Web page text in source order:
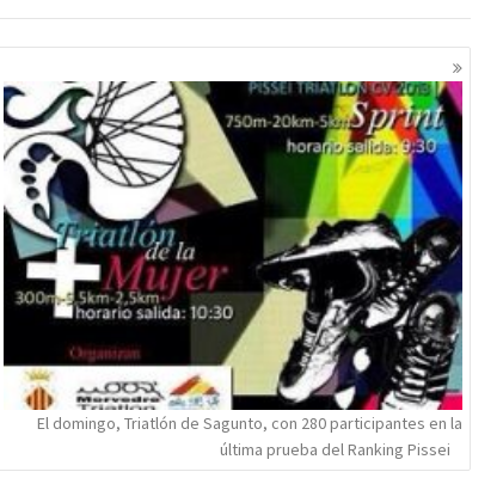
El domingo, Triatlón de Sagunto, con 280 participantes en la
última prueba del Ranking Pissei